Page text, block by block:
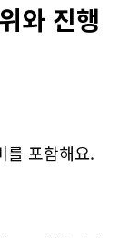
와 진행
를 포함해요.